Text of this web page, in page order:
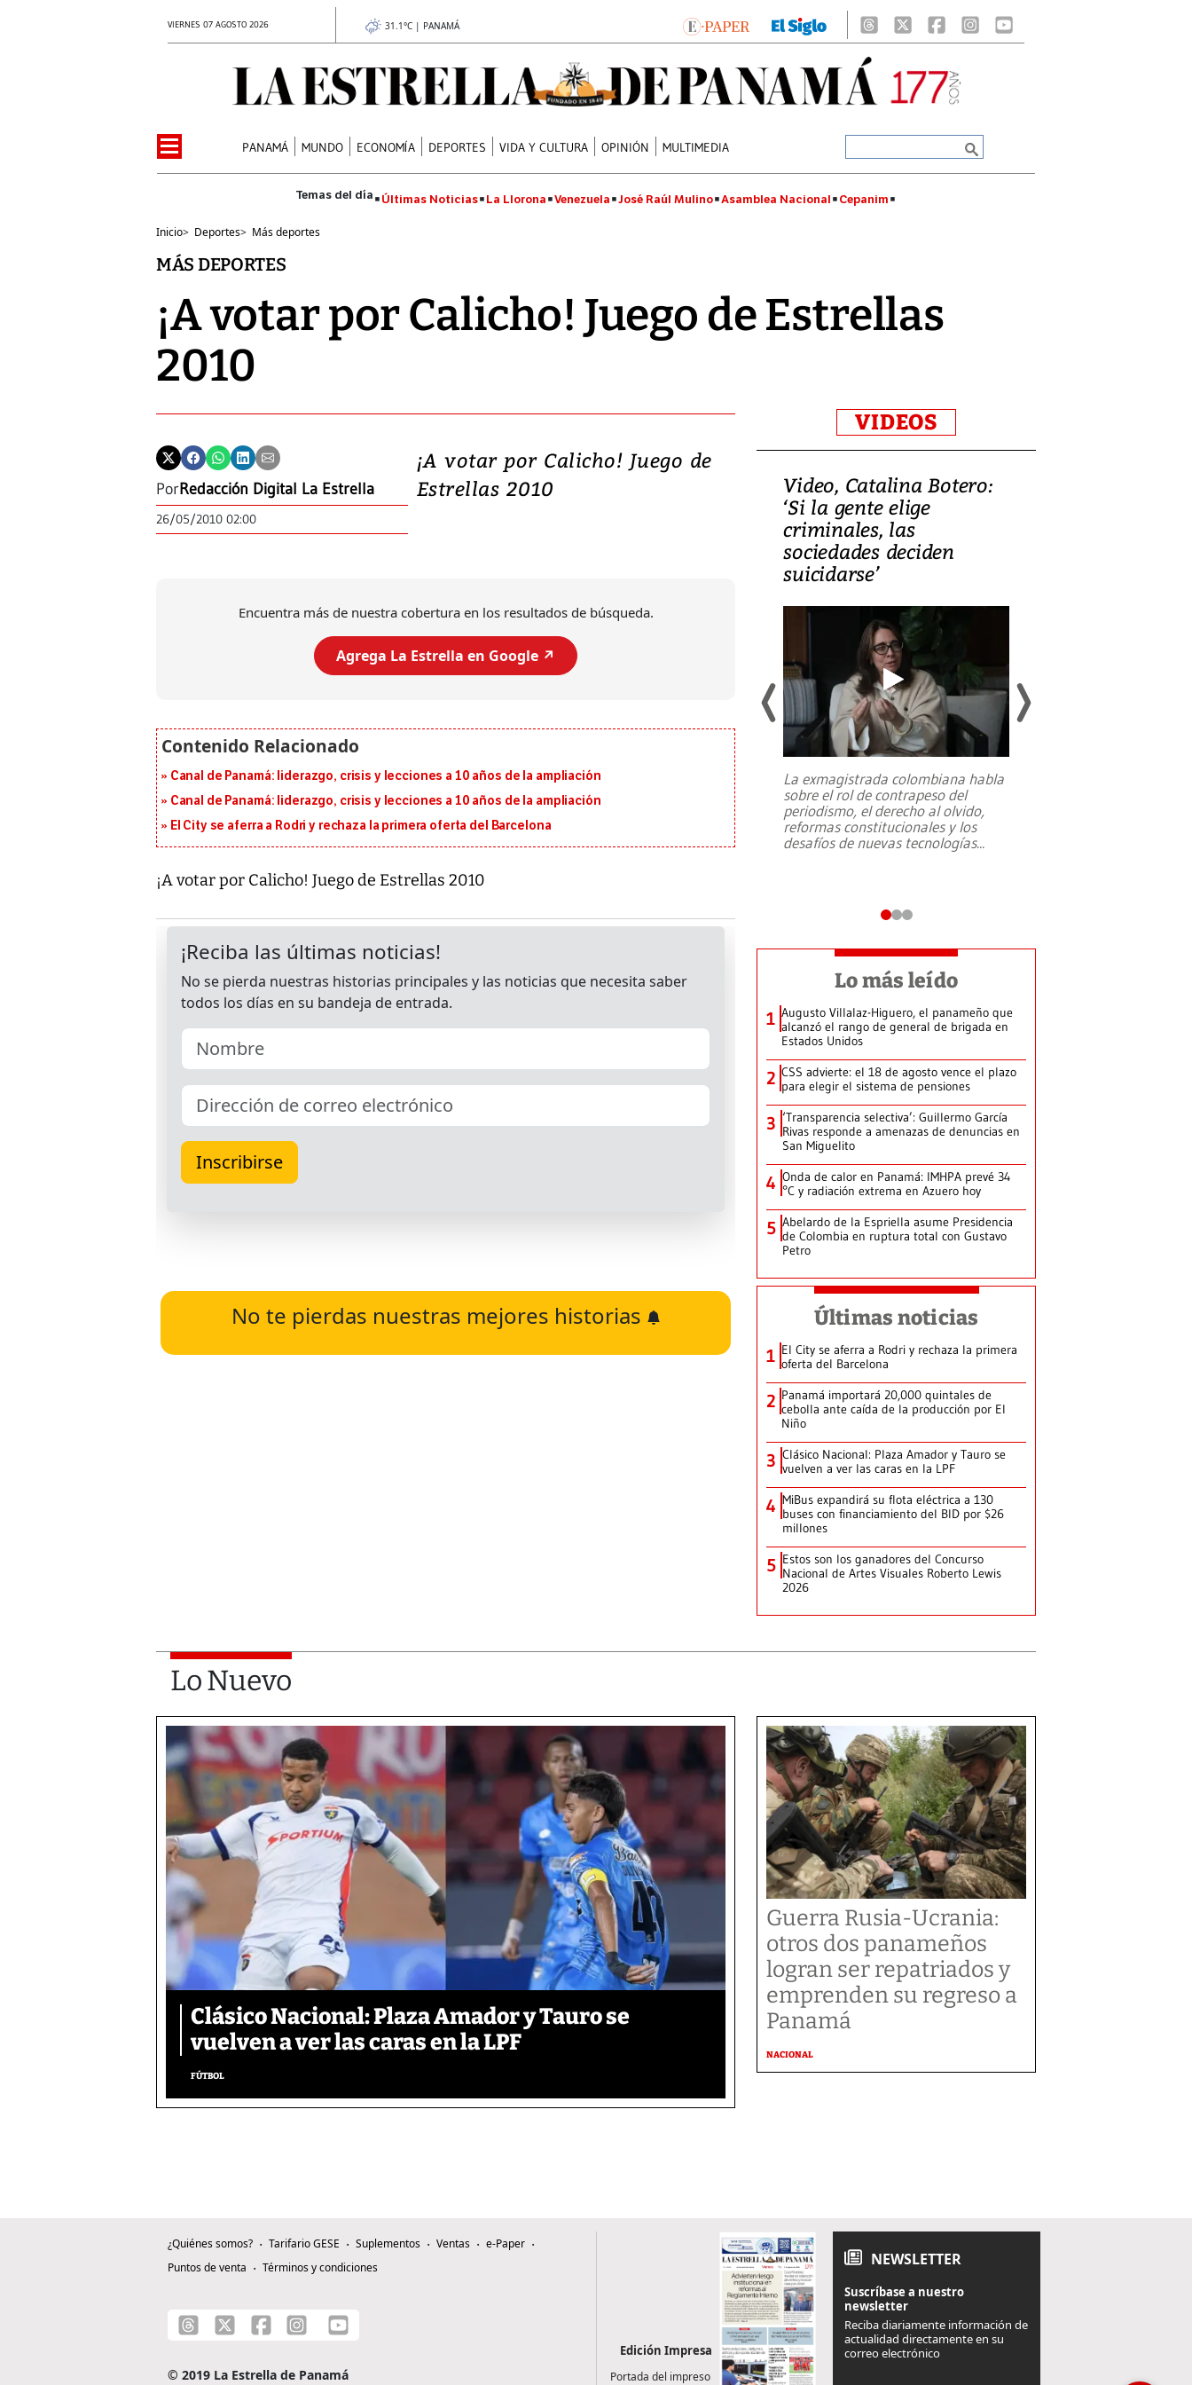
VIERNES 07 AGOSTO 2026 31.1°C | PANAMÁ
PANAMÁ MUNDO ECONOMÍA DEPORTES VIDA Y CULTURA OPINIÓN MULTIMEDIA
Últimas Noticias La Llorona Venezuela José Raúl Mulino Asamblea Nacional Cepanim
Inicio> Deportes> Más deportes
MÁS DEPORTES
¡A votar por Calicho! Juego de Estrellas
2010
PorRedacción Digital La Estrella
26/05/2010 02:00
¡A votar por Calicho! Juego de
Estrellas 2010
Encuentra más de nuestra cobertura en los resultados de búsqueda.
Agrega La Estrella en Google ↗️
Canal de Panamá: liderazgo, crisis y lecciones a 10 años de la ampliación
Canal de Panamá: liderazgo, crisis y lecciones a 10 años de la ampliación
El City se aferra a Rodri y rechaza la primera oferta del Barcelona
¡A votar por Calicho! Juego de Estrellas 2010
No te pierdas nuestras mejores historias
VIDEOS
Video, Japón: Terremoto
Un fuerte terremoto de magnitud
julio en la prefectura de Kumamoto,
al sur de Japón, provocando una
emergencia de gran
Video, Catalina Botero:
‘Si la gente elige
criminales, las
sociedades deciden
suicidarse’
La exmagistrada colombiana habla
sobre el rol de contrapeso del
periodismo, el derecho al olvido,
reformas constitucionales y los
desafíos de nuevas tecnologías...
Lo más leído
1 Augusto Villalaz-Higuero, el panameño que
alcanzó el rango de general de brigada en
Estados Unidos
2 CSS advierte: el 18 de agosto vence el plazo
para elegir el sistema de pensiones
3 ‘Transparencia selectiva’: Guillermo García
Rivas responde a amenazas de denuncias en
San Miguelito
4 Onda de calor en Panamá: IMHPA prevé 34
°C y radiación extrema en Azuero hoy
5 Abelardo de la Espriella asume Presidencia
de Colombia en ruptura total con Gustavo
Petro
Últimas noticias
1 El City se aferra a Rodri y rechaza la primera
oferta del Barcelona
2 Panamá importará 20,000 quintales de
cebolla ante caída de la producción por El
Niño
3 Clásico Nacional: Plaza Amador y Tauro se
vuelven a ver las caras en la LPF
4 MiBus expandirá su flota eléctrica a 130
buses con financiamiento del BID por $26
millones
5 Estos son los ganadores del Concurso
Nacional de Artes Visuales Roberto Lewis
2026
Lo Nuevo
Clásico Nacional: Plaza Amador y Tauro se
vuelven a ver las caras en la LPF
FÚTBOL
Guerra Rusia-Ucrania:
otros dos panameños
logran ser repatriados y
emprenden su regreso a
Panamá
NACIONAL
¿Quiénes somos? Tarifario GESE Suplementos Ventas
e-Paper
Puntos de venta
Términos y condiciones
© 2019 La Estrella de Panamá
Edición Impresa
Portada del impreso
NEWSLETTER
Suscríbase a nuestro
newsletter
Reciba diariamente información de
actualidad directamente en su
correo electrónico